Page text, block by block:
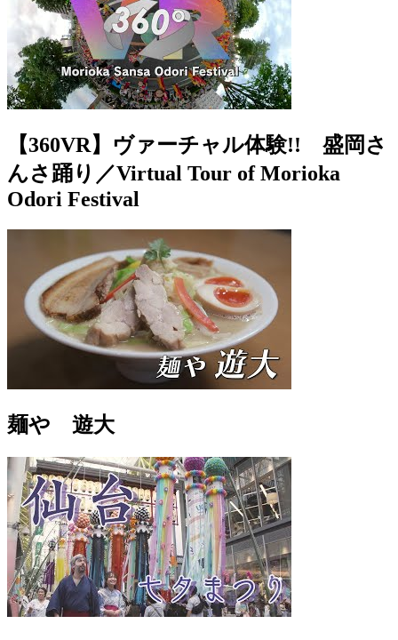
【360VR】ヴァーチャル体験!! 盛岡さ
んさ踊り／Virtual Tour of Morioka
Odori Festival
麺や 遊大